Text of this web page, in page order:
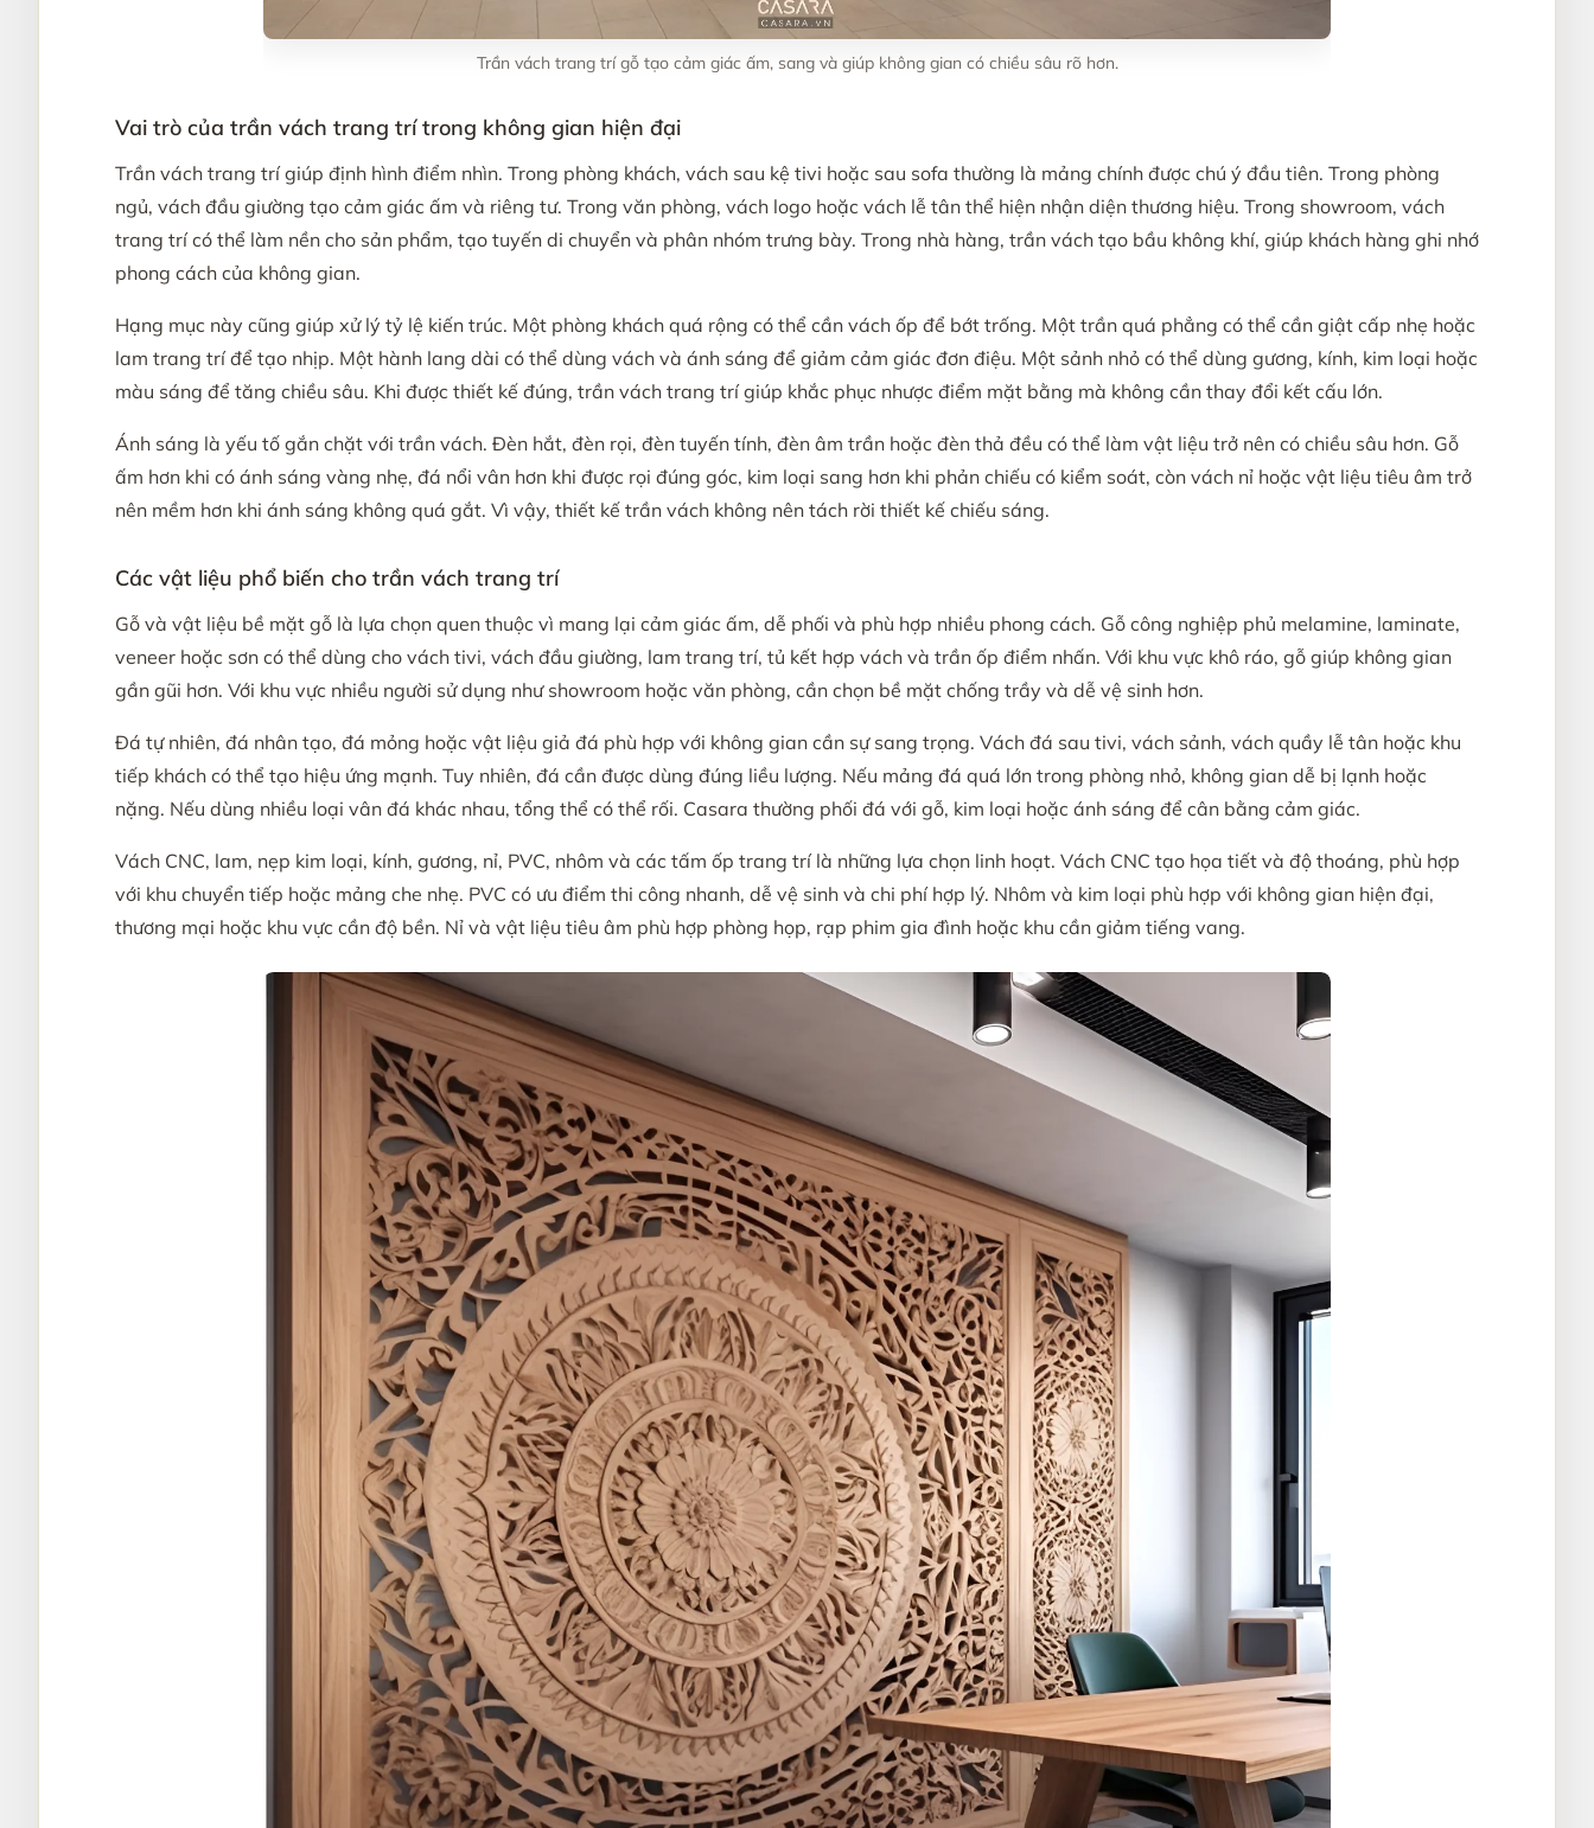
Trần vách trang trí gỗ tạo cảm giác ấm, sang và giúp không gian có chiều sâu rõ hơn.
Vai trò của trần vách trang trí trong không gian hiện đại
Trần vách trang trí giúp định hình điểm nhìn. Trong phòng khách, vách sau kệ tivi hoặc sau sofa thường là mảng chính được chú ý đầu tiên. Trong phòng
ngủ, vách đầu giường tạo cảm giác ấm và riêng tư. Trong văn phòng, vách logo hoặc vách lễ tân thể hiện nhận diện thương hiệu. Trong showroom, vách
trang trí có thể làm nền cho sản phẩm, tạo tuyến di chuyển và phân nhóm trưng bày. Trong nhà hàng, trần vách tạo bầu không khí, giúp khách hàng ghi nhớ
phong cách của không gian.
Hạng mục này cũng giúp xử lý tỷ lệ kiến trúc. Một phòng khách quá rộng có thể cần vách ốp để bớt trống. Một trần quá phẳng có thể cần giật cấp nhẹ hoặc
lam trang trí để tạo nhịp. Một hành lang dài có thể dùng vách và ánh sáng để giảm cảm giác đơn điệu. Một sảnh nhỏ có thể dùng gương, kính, kim loại hoặc
màu sáng để tăng chiều sâu. Khi được thiết kế đúng, trần vách trang trí giúp khắc phục nhược điểm mặt bằng mà không cần thay đổi kết cấu lớn.
Ánh sáng là yếu tố gắn chặt với trần vách. Đèn hắt, đèn rọi, đèn tuyến tính, đèn âm trần hoặc đèn thả đều có thể làm vật liệu trở nên có chiều sâu hơn. Gỗ
ấm hơn khi có ánh sáng vàng nhẹ, đá nổi vân hơn khi được rọi đúng góc, kim loại sang hơn khi phản chiếu có kiểm soát, còn vách nỉ hoặc vật liệu tiêu âm trở
nên mềm hơn khi ánh sáng không quá gắt. Vì vậy, thiết kế trần vách không nên tách rời thiết kế chiếu sáng.
Các vật liệu phổ biến cho trần vách trang trí
Gỗ và vật liệu bề mặt gỗ là lựa chọn quen thuộc vì mang lại cảm giác ấm, dễ phối và phù hợp nhiều phong cách. Gỗ công nghiệp phủ melamine, laminate,
veneer hoặc sơn có thể dùng cho vách tivi, vách đầu giường, lam trang trí, tủ kết hợp vách và trần ốp điểm nhấn. Với khu vực khô ráo, gỗ giúp không gian
gần gũi hơn. Với khu vực nhiều người sử dụng như showroom hoặc văn phòng, cần chọn bề mặt chống trầy và dễ vệ sinh hơn.
Đá tự nhiên, đá nhân tạo, đá mỏng hoặc vật liệu giả đá phù hợp với không gian cần sự sang trọng. Vách đá sau tivi, vách sảnh, vách quầy lễ tân hoặc khu
tiếp khách có thể tạo hiệu ứng mạnh. Tuy nhiên, đá cần được dùng đúng liều lượng. Nếu mảng đá quá lớn trong phòng nhỏ, không gian dễ bị lạnh hoặc
nặng. Nếu dùng nhiều loại vân đá khác nhau, tổng thể có thể rối. Casara thường phối đá với gỗ, kim loại hoặc ánh sáng để cân bằng cảm giác.
Vách CNC, lam, nẹp kim loại, kính, gương, nỉ, PVC, nhôm và các tấm ốp trang trí là những lựa chọn linh hoạt. Vách CNC tạo họa tiết và độ thoáng, phù hợp
với khu chuyển tiếp hoặc mảng che nhẹ. PVC có ưu điểm thi công nhanh, dễ vệ sinh và chi phí hợp lý. Nhôm và kim loại phù hợp với không gian hiện đại,
thương mại hoặc khu vực cần độ bền. Nỉ và vật liệu tiêu âm phù hợp phòng họp, rạp phim gia đình hoặc khu cần giảm tiếng vang.